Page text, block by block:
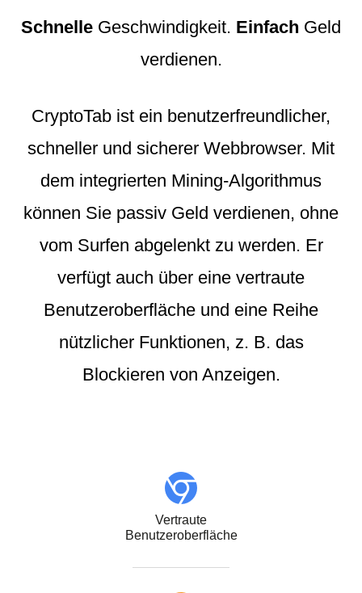
Schnelle Geschwindigkeit. Einfach Geld
verdienen.
CryptoTab ist ein benutzerfreundlicher,
schneller und sicherer Webbrowser. Mit
dem integrierten Mining-Algorithmus
können Sie passiv Geld verdienen, ohne
vom Surfen abgelenkt zu werden. Er
verfügt auch über eine vertraute
Benutzeroberfläche und eine Reihe
nützlicher Funktionen, z. B. das
Blockieren von Anzeigen.
Vertraute
Benutzeroberfläche